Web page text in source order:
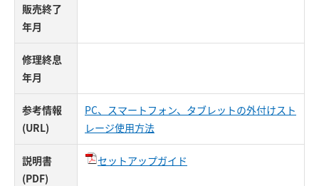
販売終了
年月
修理終息
年月
参考情報
(URL)
PC、スマートフォン、タブレットの外付けスト
レージ使用方法
説明書
(PDF)
セットアップガイド